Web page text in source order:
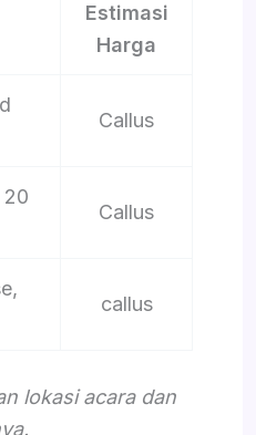
Estimasi
Harga
Callus
20
Callus
callus
lokasi acara dan